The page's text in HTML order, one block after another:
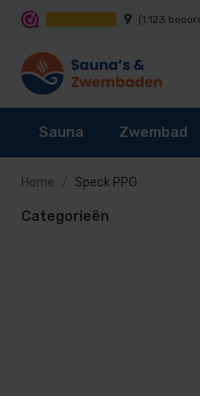
9 (1.123
Sauna
Sauna's
Zwembad
Zwembad reiniging
Infrarood sauna cabines
Stoomgenerator
Home Speck PPG
Categorieën